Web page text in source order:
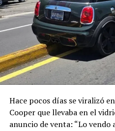
García
chocó
motociclista
trabajaba
repartidor y
en el lugar
impacto.
Hace pocos días se viralizó
Cooper que llevaba en el
anuncio de venta: “Lo vendo